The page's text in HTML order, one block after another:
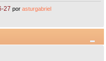
27 porasturgabriel